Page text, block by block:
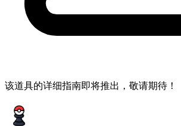
该道具的详细指南即将推出，敬请期待！